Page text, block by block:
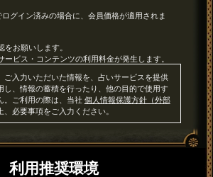
グイン済みの場合に、会員価格が適用されま
お願いします。
ービス・コンテンツの利用料金が発生します。
ご入力いただいた情報を、占いサービスを提供
し、情報の蓄積を行ったり、他の目的で使用す
。ご利用の際は、当社 個人情報保護方針（外部
、必要事項をご入力ください。
利用推奨環境